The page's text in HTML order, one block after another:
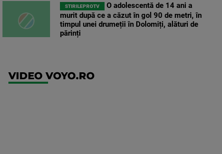
STIRILEPROTV
O adolescentă de 14 ani a
murit după ce a căzut în gol 90 de metri, în
timpul unei drumeții în Dolomiți, alături de
părinți
VIDEO VOYO.RO